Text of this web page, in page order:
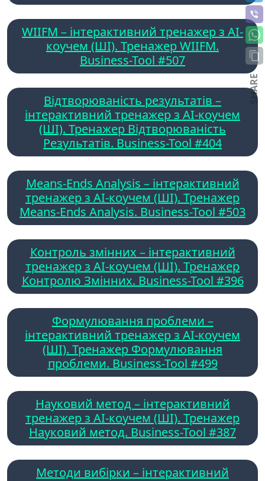
WIIFM – інтерактивний тренажер з AI-
коучем (ШІ). Тренажер WIIFM.
Business-Tool #507
Відтворюваність результатів –
інтерактивний тренажер з AI-коучем
(ШІ). Тренажер Відтворюваність
Результатів. Business-Tool #404
Means-Ends Analysis – інтерактивний
тренажер з AI-коучем (ШІ). Тренажер
Means-Ends Analysis. Business-Tool #503
Контроль змінних – інтерактивний
тренажер з AI-коучем (ШІ). Тренажер
Контролю Змінних. Business-Tool #396
Формулювання проблеми –
інтерактивний тренажер з AI-коучем
(ШІ). Тренажер Формулювання
проблеми. Business-Tool #499
Науковий метод – інтерактивний
тренажер з AI-коучем (ШІ). Тренажер
Науковий метод. Business-Tool #387
Методи вибірки – інтерактивний
SHARE